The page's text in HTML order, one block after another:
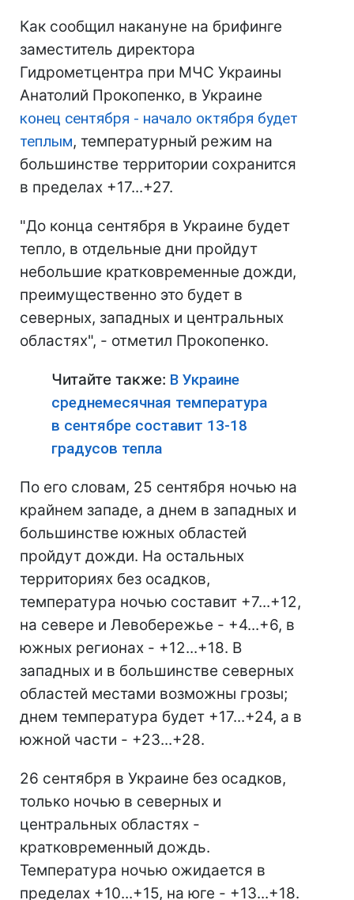
Как сообщил накануне на брифинге
заместитель директора
Гидрометцентра при МЧС Украины
Анатолий Прокопенко, в Украине
конец сентября - начало октября будет
теплым, температурный режим на
большинстве территории сохранится
в пределах +17...+27.
"До конца сентября в Украине будет
тепло, в отдельные дни пройдут
небольшие кратковременные дожди,
преимущественно это будет в
северных, западных и центральных
областях", - отметил Прокопенко.
Читайте также: В Украине
среднемесячная температура
в сентябре составит 13-18
градусов тепла
По его словам, 25 сентября ночью на
крайнем западе, а днем в западных и
большинстве южных областей
пройдут дожди. На остальных
территориях без осадков,
температура ночью составит +7...+12,
на севере и Левобережье - +4...+6, в
южных регионах - +12...+18. В
западных и в большинстве северных
областей местами возможны грозы;
днем температура будет +17...+24, а в
южной части - +23...+28.
26 сентября в Украине без осадков,
только ночью в северных и
центральных областях -
кратковременный дождь.
Температура ночью ожидается в
пределах +10...+15, на юге - +13...+18.